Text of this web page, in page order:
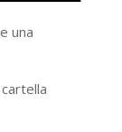
una